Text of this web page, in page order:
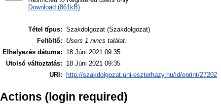
Download (861kB)
Tétel típus: Szakdolgozat (Szakdolgozat)
Feltöltő:
Users 1 nincs találat.
Elhelyezés dátuma:
18 Júni 2021 09:35
Utolsó változtatás:
18 Júni 2021 09:35
URI:
http://szakdolgozat.uni-eszterhazy.hu/id/eprint/27202
Actions (login required)